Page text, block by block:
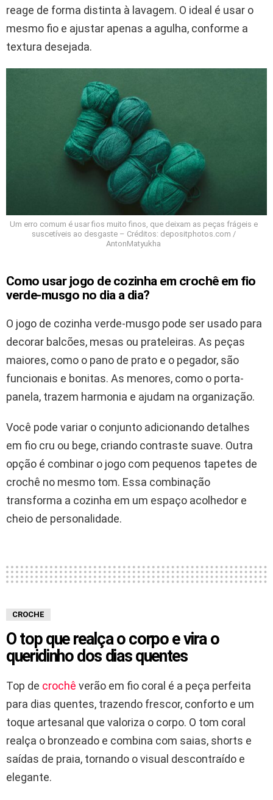
reage de forma distinta à lavagem. O ideal é usar o
mesmo fio e ajustar apenas a agulha, conforme a
textura desejada.
Um erro comum é usar fios muito finos, que deixam as peças frágeis e
suscetíveis ao desgaste – Créditos: depositphotos.com /
AntonMatyukha
Como usar jogo de cozinha em crochê em fio
verde-musgo no dia a dia?
O jogo de cozinha verde-musgo pode ser usado para
decorar balcões, mesas ou prateleiras. As peças
maiores, como o pano de prato e o pegador, são
funcionais e bonitas. As menores, como o porta-
panela, trazem harmonia e ajudam na organização.
Você pode variar o conjunto adicionando detalhes
em fio cru ou bege, criando contraste suave. Outra
opção é combinar o jogo com pequenos tapetes de
crochê no mesmo tom. Essa combinação
transforma a cozinha em um espaço acolhedor e
cheio de personalidade.
CROCHE
O top que realça o corpo e vira o
queridinho dos dias quentes
Top de crochê verão em fio coral é a peça perfeita
para dias quentes, trazendo frescor, conforto e um
toque artesanal que valoriza o corpo. O tom coral
realça o bronzeado e combina com saias, shorts e
saídas de praia, tornando o visual descontraído e
elegante.